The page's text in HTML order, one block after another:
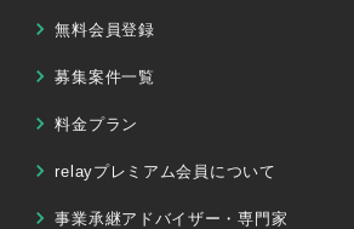
無料会員登録
募集案件一覧
料金プラン
relayプレミアム会員について
事業承継アドバイザー・専門家